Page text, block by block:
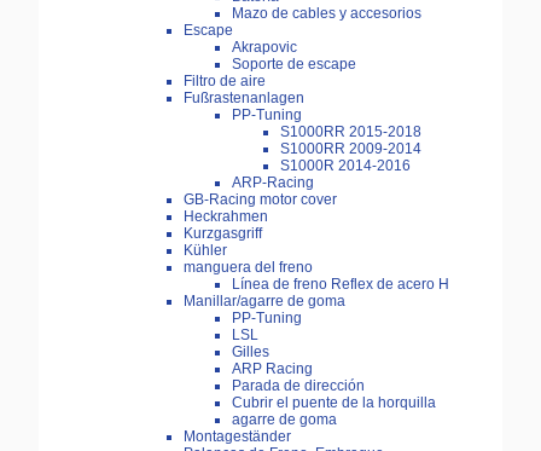
Mazo de cables y accesorios
Escape
Akrapovic
Soporte de escape
Filtro de aire
Fußrastenanlagen
PP-Tuning
S1000RR 2015-2018
S1000RR 2009-2014
S1000R 2014-2016
ARP-Racing
GB-Racing motor cover
Heckrahmen
Kurzgasgriff
Kühler
manguera del freno
Línea de freno Reflex de acero H
Manillar/agarre de goma
PP-Tuning
LSL
Gilles
ARP Racing
Parada de dirección
Cubrir el puente de la horquilla
agarre de goma
Montageständer